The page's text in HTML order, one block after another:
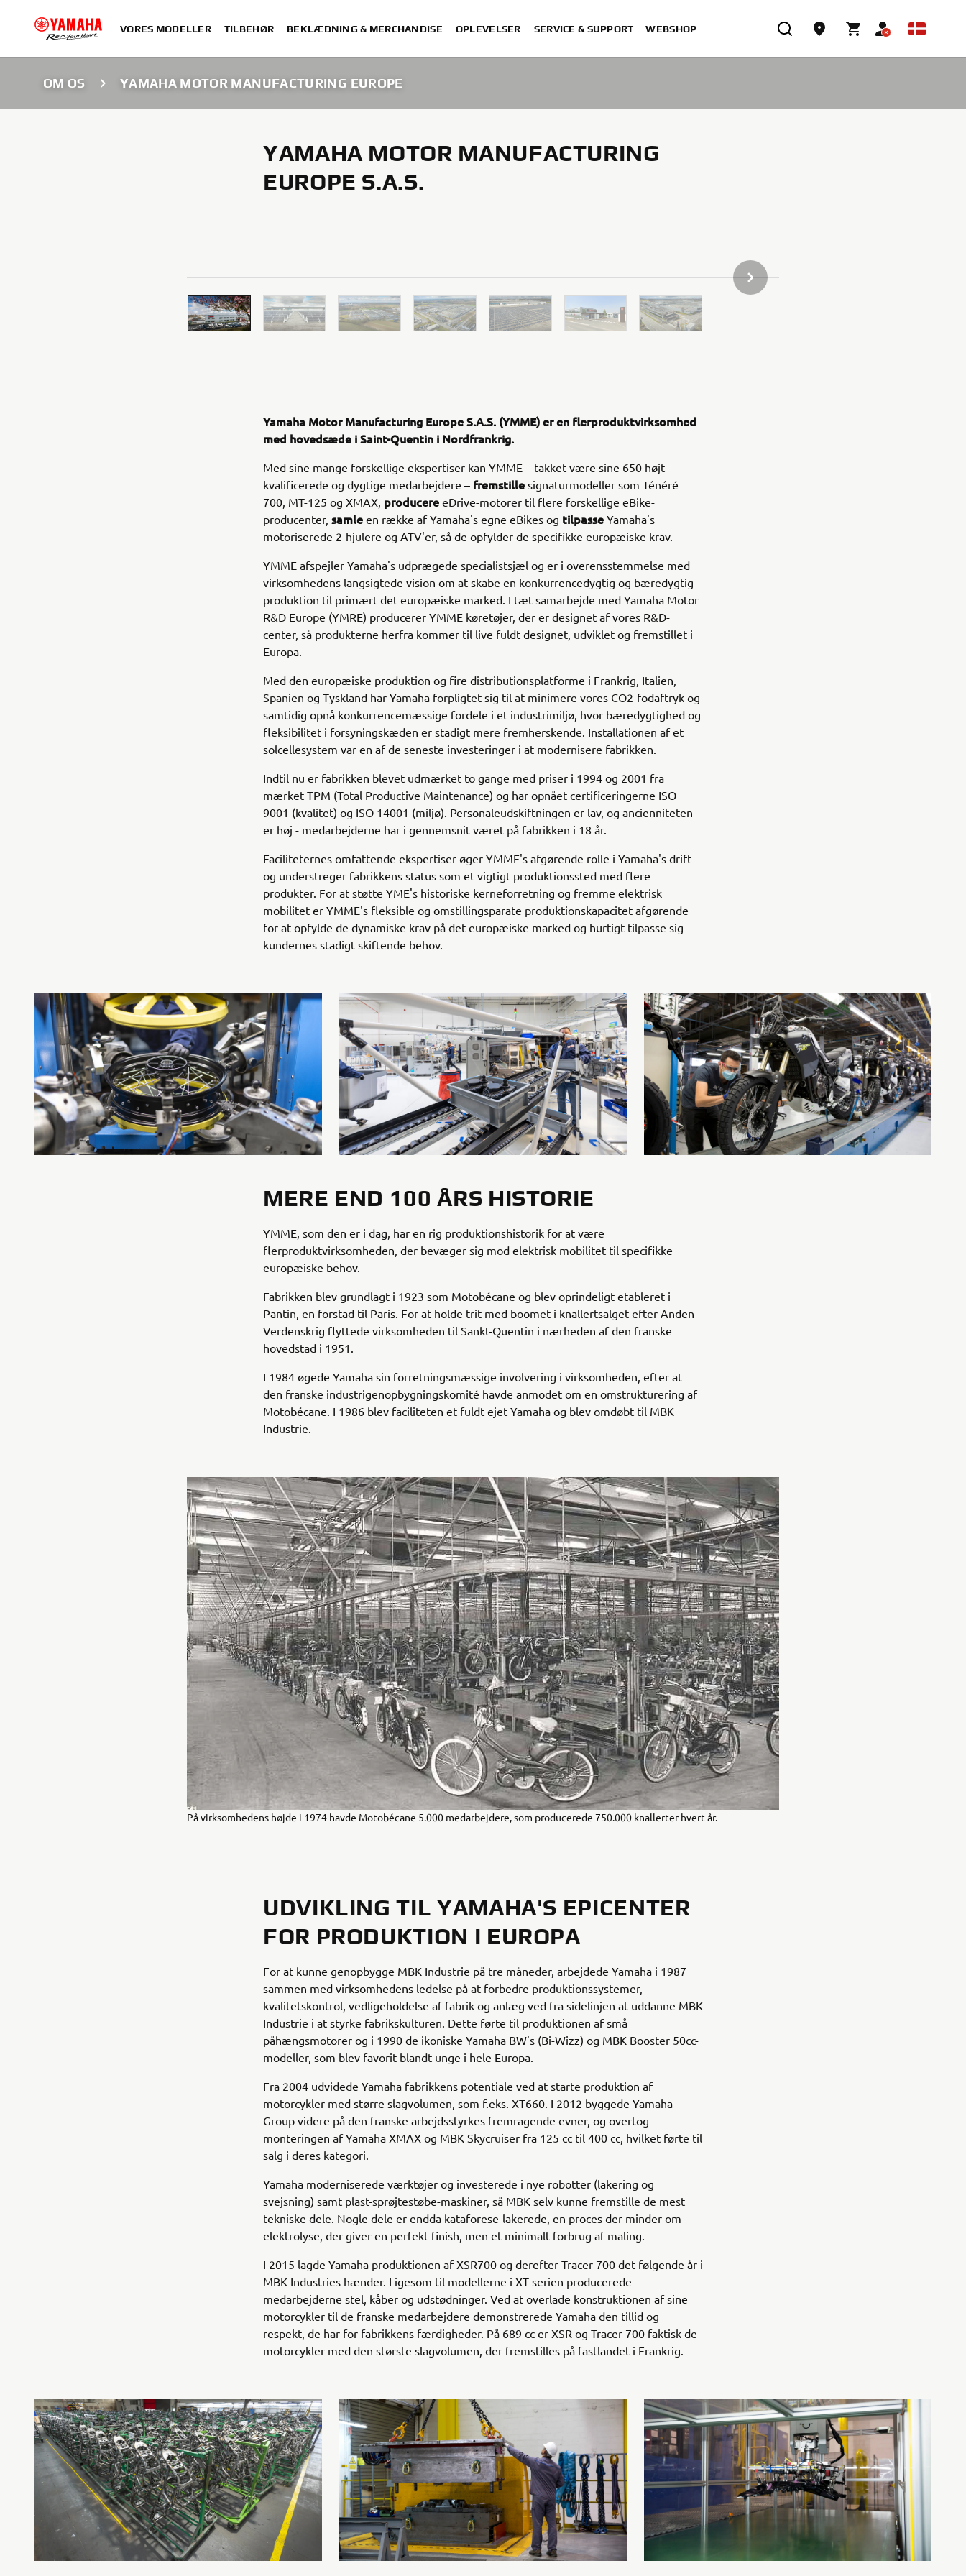
VORES MODELLER TILBEHØR BEKLÆDNING & MERCHANDISE OPLEVELSER SERVICE & SUPPORT WEBSHOP
OM OS YAMAHA MOTOR MANUFACTURING EUROPE
YAMAHA MOTOR MANUFACTURING
EUROPE S.A.S.
NÆSTE GALLERI ELEMENT
Yamaha Motor Manufacturing Europe S.A.S. (YMME) er en flerproduktvirksomhed
med hovedsæde i Saint-Quentin i Nordfrankrig.
Med sine mange forskellige ekspertiser kan YMME – takket være sine 650 højt
kvalificerede og dygtige medarbejdere – fremstille signaturmodeller som Ténéré
700, MT-125 og XMAX, producere eDrive-motorer til flere forskellige eBike-
producenter, samle en række af Yamaha's egne eBikes og tilpasse Yamaha's
motoriserede 2-hjulere og ATV'er, så de opfylder de specifikke europæiske krav.
YMME afspejler Yamaha's udprægede specialistsjæl og er i overensstemmelse med
virksomhedens langsigtede vision om at skabe en konkurrencedygtig og bæredygtig
produktion til primært det europæiske marked. I tæt samarbejde med Yamaha Motor
R&D Europe (YMRE) producerer YMME køretøjer, der er designet af vores R&D-
center, så produkterne herfra kommer til live fuldt designet, udviklet og fremstillet i
Europa.
Med den europæiske produktion og fire distributionsplatforme i Frankrig, Italien,
Spanien og Tyskland har Yamaha forpligtet sig til at minimere vores CO2-fodaftryk og
samtidig opnå konkurrencemæssige fordele i et industrimiljø, hvor bæredygtighed og
fleksibilitet i forsyningskæden er stadigt mere fremherskende. Installationen af et
solcellesystem var en af de seneste investeringer i at modernisere fabrikken.
Indtil nu er fabrikken blevet udmærket to gange med priser i 1994 og 2001 fra
mærket TPM (Total Productive Maintenance) og har opnået certificeringerne ISO
9001 (kvalitet) og ISO 14001 (miljø). Personaleudskiftningen er lav, og ancienniteten
er høj - medarbejderne har i gennemsnit været på fabrikken i 18 år.
Faciliteternes omfattende ekspertiser øger YMME's afgørende rolle i Yamaha's drift
og understreger fabrikkens status som et vigtigt produktionssted med flere
produkter. For at støtte YME's historiske kerneforretning og fremme elektrisk
mobilitet er YMME's fleksible og omstillingsparate produktionskapacitet afgørende
for at opfylde de dynamiske krav på det europæiske marked og hurtigt tilpasse sig
kundernes stadigt skiftende behov.
MERE END 100 ÅRS HISTORIE
YMME, som den er i dag, har en rig produktionshistorik for at være
flerproduktvirksomheden, der bevæger sig mod elektrisk mobilitet til specifikke
europæiske behov.
Fabrikken blev grundlagt i 1923 som Motobécane og blev oprindeligt etableret i
Pantin, en forstad til Paris. For at holde trit med boomet i knallertsalget efter Anden
Verdenskrig flyttede virksomheden til Sankt-Quentin i nærheden af den franske
hovedstad i 1951.
I 1984 øgede Yamaha sin forretningsmæssige involvering i virksomheden, efter at
den franske industrigenopbygningskomité havde anmodet om en omstrukturering af
Motobécane. I 1986 blev faciliteten et fuldt ejet Yamaha og blev omdøbt til MBK
Industrie.
På virksomhedens højde i 1974 havde Motobécane 5.000 medarbejdere, som producerede 750.000 knallerter hvert år.
UDVIKLING TIL YAMAHA'S EPICENTER
FOR PRODUKTION I EUROPA
For at kunne genopbygge MBK Industrie på tre måneder, arbejdede Yamaha i 1987
sammen med virksomhedens ledelse på at forbedre produktionssystemer,
kvalitetskontrol, vedligeholdelse af fabrik og anlæg ved fra sidelinjen at uddanne MBK
Industrie i at styrke fabrikskulturen. Dette førte til produktionen af små
påhængsmotorer og i 1990 de ikoniske Yamaha BW's (Bi-Wizz) og MBK Booster 50cc-
modeller, som blev favorit blandt unge i hele Europa.
Fra 2004 udvidede Yamaha fabrikkens potentiale ved at starte produktion af
motorcykler med større slagvolumen, som f.eks. XT660. I 2012 byggede Yamaha
Group videre på den franske arbejdsstyrkes fremragende evner, og overtog
monteringen af Yamaha XMAX og MBK Skycruiser fra 125 cc til 400 cc, hvilket førte til
salg i deres kategori.
Yamaha moderniserede værktøjer og investerede i nye robotter (lakering og
svejsning) samt plast-sprøjtestøbe-maskiner, så MBK selv kunne fremstille de mest
tekniske dele. Nogle dele er endda kataforese-lakerede, en proces der minder om
elektrolyse, der giver en perfekt finish, men et minimalt forbrug af maling.
I 2015 lagde Yamaha produktionen af XSR700 og derefter Tracer 700 det følgende år i
MBK Industries hænder. Ligesom til modellerne i XT-serien producerede
medarbejderne stel, kåber og udstødninger. Ved at overlade konstruktionen af sine
motorcykler til de franske medarbejdere demonstrerede Yamaha den tillid og
respekt, de har for fabrikkens færdigheder. På 689 cc er XSR og Tracer 700 faktisk de
motorcykler med den største slagvolumen, der fremstilles på fastlandet i Frankrig.